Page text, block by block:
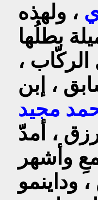
، ولهذه
بطلُها
،
، إبن
مجيد
، أمدّ
وأشهر
وداينمو